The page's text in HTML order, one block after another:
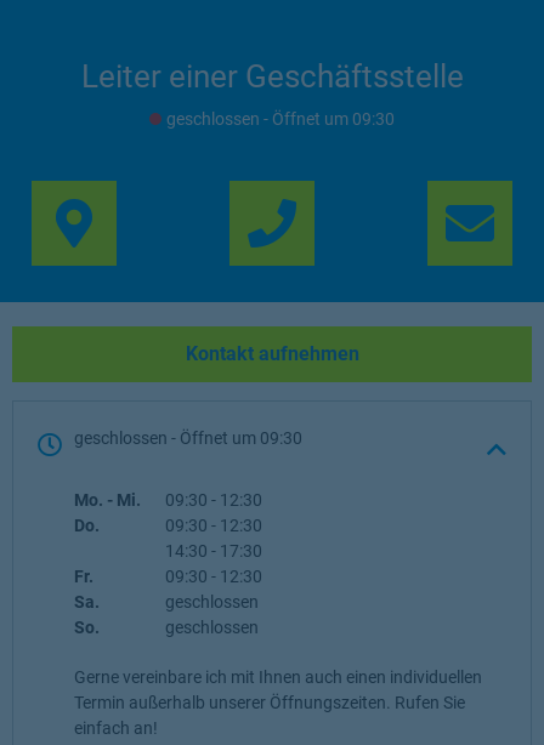
Leiter einer Geschäftsstelle
geschlossen - Öffnet um 09:30
Link Opens in New
Kontakt aufnehmen
geschlossen - Öffnet um 09:30
Wochentag Öffnungszeiten
Mo. - Mi. 09:30 - 12:30
Do.
09:30 - 12:30
14:30 - 17:30
Fr.
09:30 - 12:30
Sa.
geschlossen
So.
geschlossen
Gerne vereinbare ich mit Ihnen auch einen individuellen
Termin außerhalb unserer Öffnungszeiten. Rufen Sie
einfach an!